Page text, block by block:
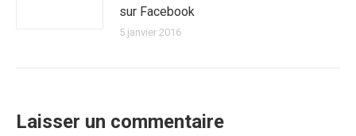
sur Facebook
5 janvier 2016
Laisser un commentaire